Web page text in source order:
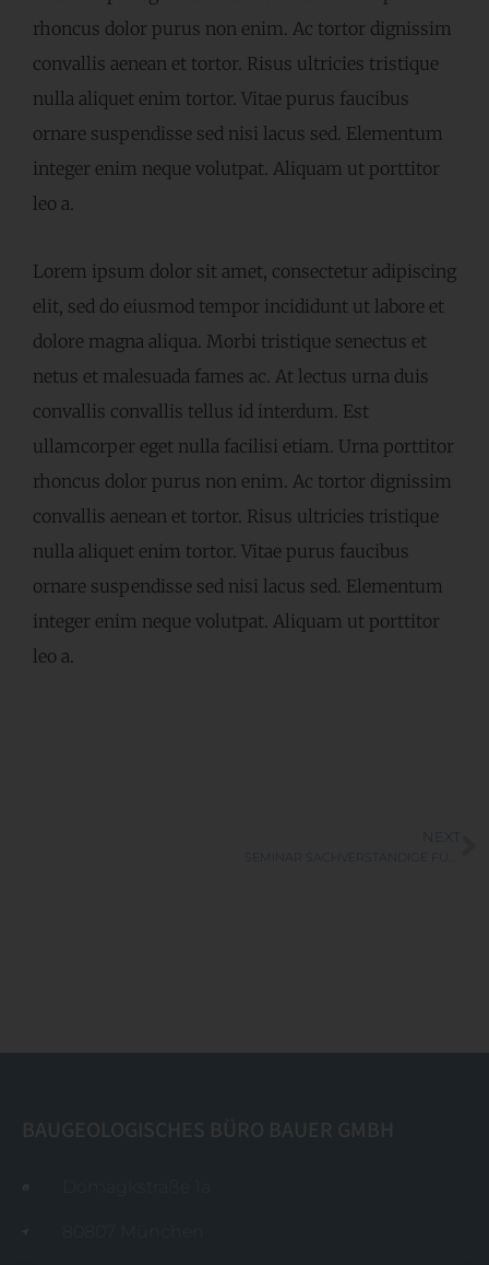
rhoncus dolor purus non enim. Ac tortor dignissim
convallis aenean et tortor. Risus ultricies tristique
nulla aliquet enim tortor. Vitae purus faucibus
ornare suspendisse sed nisi lacus sed. Elementum
integer enim neque volutpat. Aliquam ut porttitor
leo a.
Lorem ipsum dolor sit amet, consectetur adipiscing
elit, sed do eiusmod tempor incididunt ut labore et
dolore magna aliqua. Morbi tristique senectus et
netus et malesuada fames ac. At lectus urna duis
convallis convallis tellus id interdum. Est
ullamcorper eget nulla facilisi etiam. Urna porttitor
rhoncus dolor purus non enim. Ac tortor dignissim
convallis aenean et tortor. Risus ultricies tristique
nulla aliquet enim tortor. Vitae purus faucibus
ornare suspendisse sed nisi lacus sed. Elementum
integer enim neque volutpat. Aliquam ut porttitor
leo a.
NEXT